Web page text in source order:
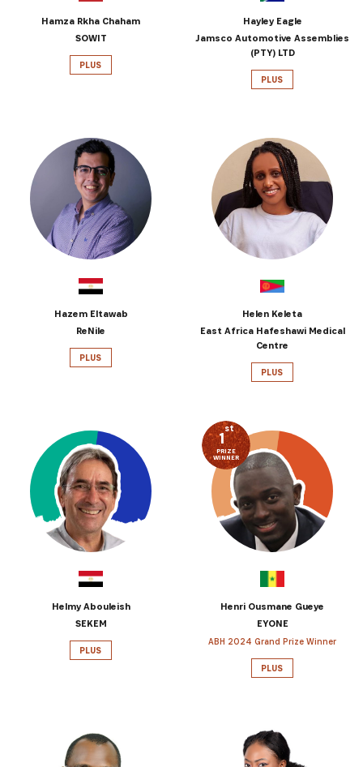
Hamza Rkha Chaham
SOWIT
PLUS
Hayley Eagle
Jamsco Automotive Assemblies
(PTY) LTD
PLUS
Hazem Eltawab
ReNile
PLUS
Helen Keleta
East Africa Hafeshawi Medical
Centre
PLUS
Helmy Abouleish
SEKEM
PLUS
1st
PRIZE
WINNER
Henri Ousmane Gueye
EYONE
ABH 2024 Grand Prize Winner
PLUS